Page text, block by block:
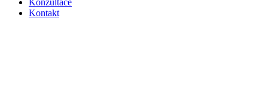
Konzultace
Kontakt